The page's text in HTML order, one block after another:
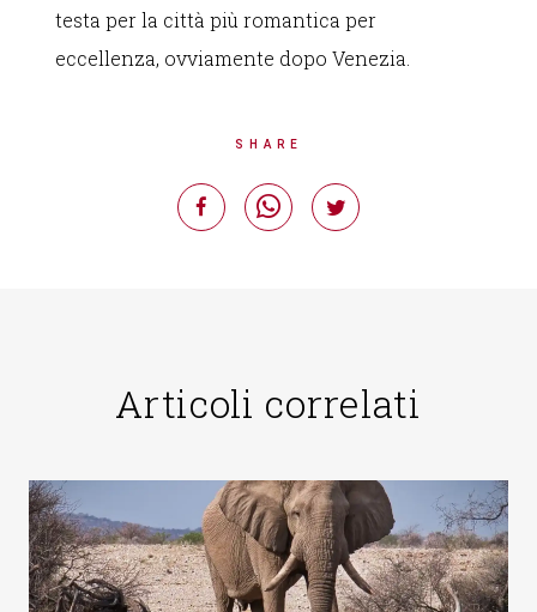
testa per la città più romantica per
eccellenza, ovviamente dopo Venezia.
SHARE
Articoli correlati